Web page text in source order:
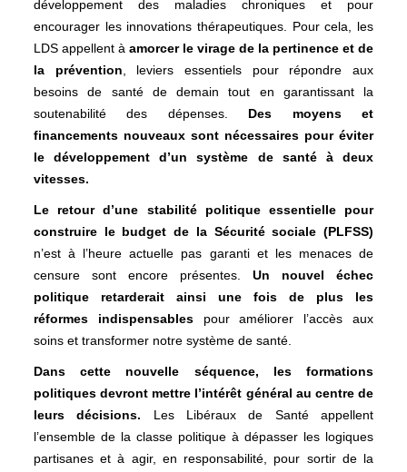
développement des maladies chroniques et pour
encourager les innovations thérapeutiques. Pour cela, les
LDS appellent à amorcer le virage de la pertinence et de
la prévention , leviers essentiels pour répondre aux
besoins de santé de demain tout en garantissant la
soutenabilité des dépenses. Des moyens et
financements nouveaux sont nécessaires pour éviter
le développement d’un système de santé à deux
vitesses.
Le retour d’une stabilité politique essentielle pour
construire le budget de la Sécurité sociale (PLFSS)
n’est à l’heure actuelle pas garanti et les menaces de
censure sont encore présentes. Un nouvel échec
politique retarderait ainsi une fois de plus les
réformes indispensablespour améliorer l’accès aux
soins et transformer notre système de santé.
Dans cette nouvelle séquence, les formations
politiques devront mettre l’intérêt général au centre de
leurs décisions. Les Libéraux de Santé appellent
l’ensemble de la classe politique à dépasser les logiques
partisanes et à agir, en responsabilité, pour sortir de la